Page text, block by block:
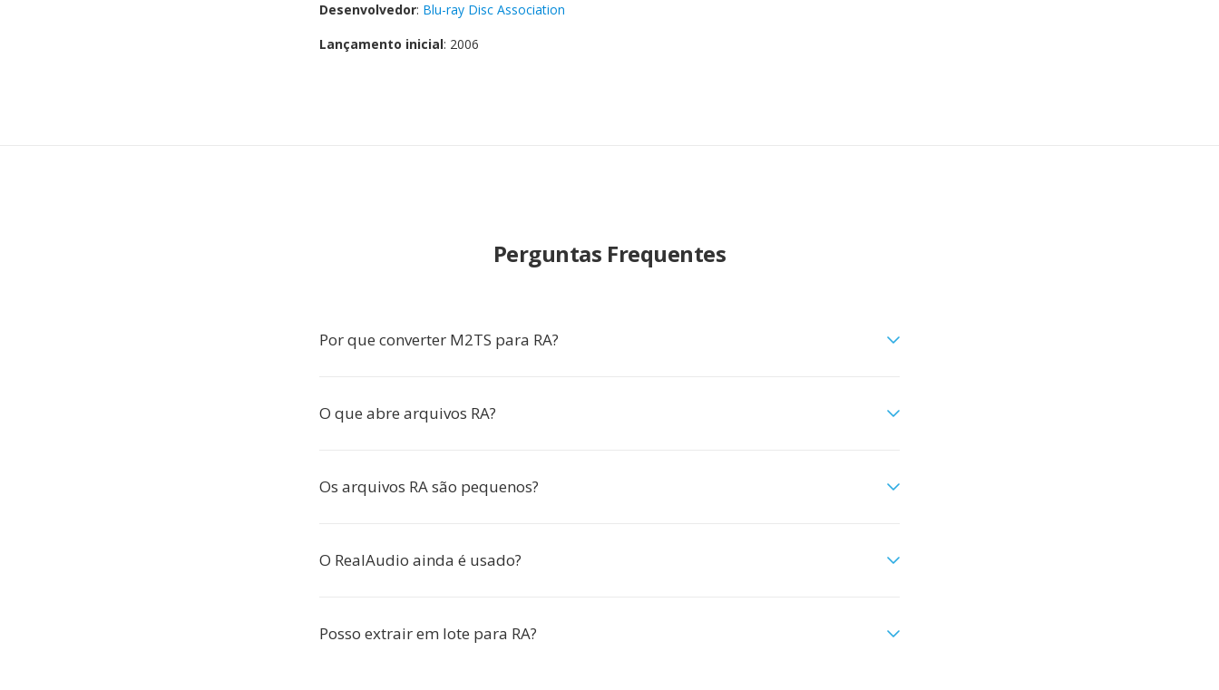
Desenvolvedor: Blu-ray Disc Association
Lançamento inicial: 2006
Perguntas Frequentes
Por que converter M2TS para RA?
O que abre arquivos RA?
Os arquivos RA são pequenos?
O RealAudio ainda é usado?
Posso extrair em lote para RA?